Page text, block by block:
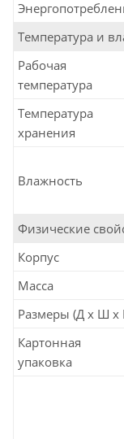
Температура и
Рабочая
температура
Температура
хранения
Влажность
Физические
Корпус
Масса
Размеры (Д х Ш х
Картонная
упаковка